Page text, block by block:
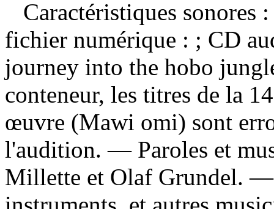
Caractéristiques sonores
fichier numérique : ; CD
journey into the hobo
conteneur, les titres de la
œuvre (Mawi omi) sont
l'audition. — Paroles et
Millette et Olaf Grundel. —